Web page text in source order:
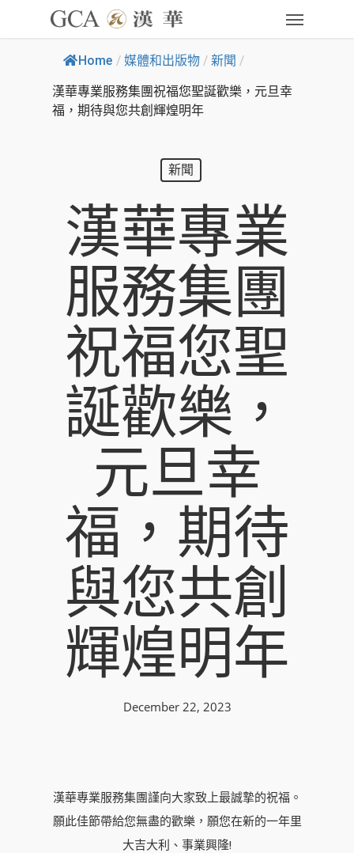
Home / 媒體和出版物 / 新聞 /
漢華專業服務集團祝福您聖誕歡樂，元旦幸
福，期待與您共創輝煌明年
新聞
漢華專業
服務集團
祝福您聖
誕歡樂，
元旦幸
福，期待
與您共創
輝煌明年
December 22, 2023
漢華專業服務集團謹向大家致上最誠摯的祝福。
願此佳節帶給您無盡的歡樂，願您在新的一年里
大吉大利、事業興隆!